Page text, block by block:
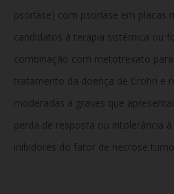
psoríase) com psoríase em placas
candidatos à terapia sistêmica ou
combinação com metotrexato
tratamento da doença de Crohn e
moderadas a graves que
perda de resposta ou intolerância
inibidores do fator de necrose